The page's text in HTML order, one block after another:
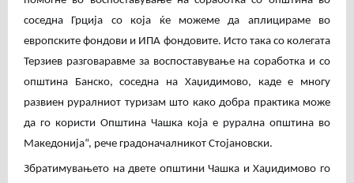
соседна Грција со која ќе можеме да аплицираме во
европските фондови и ИПА фондовите. Исто така со колегата
Терзиев разговаравме за воспоставување на соработка и со
општина Банско, соседна на Хаџидимово, каде е многу
развиен руралниот туризам што како добра практика може
да го користи Општина Чашка која е рурална општина во
Македонија“, рече градоначалникот Стојановски.
Збратимувањето на двете општини Чашка и Хаџидимово го